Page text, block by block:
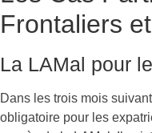
Frontaliers
La LAMal pour
Dans les trois mois
obligatoire pour les